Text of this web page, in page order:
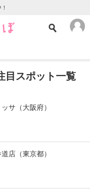
目スポット一覧
サ（大阪府）
店（東京都）